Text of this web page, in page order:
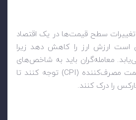
سطح قیمت‌ها در یک اقتصاد
است ارزش ارز را کاهش دهد زیرا
معامله‌گران باید به شاخص‌های
مصرف‌کننده (CPI)توجه کنند تا
را درک کنند.